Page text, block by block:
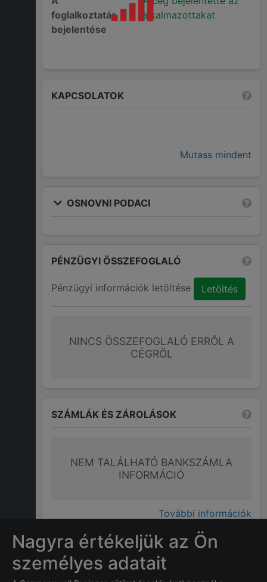
foglalkoztatás
bejelentése
alkalmazottakat
KAPCSOLATOK
Mutass mindent
OSNOVNI PODACI
PÉNZÜGYI ÖSSZEFOGLALÓ
Pénzügyi információk letöltése Letöltés
NINCS ÖSSZEFOGLALÓ ERRŐL A
CÉGRŐL
SZÁMLÁK ÉS ZÁROLÁSOK
NEM TALÁLHATÓ BANKSZÁMLA
INFORMÁCIÓ
További információk
GYAKRAN ISMÉTELT KÉRDÉSEK
Nagyra értékeljük az Ön
személyes adatait